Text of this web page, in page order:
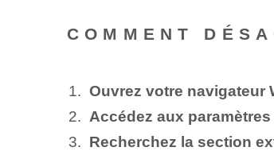
COMMENT
Ouvrez votre navigateur
Accédez aux
Recherchez la section